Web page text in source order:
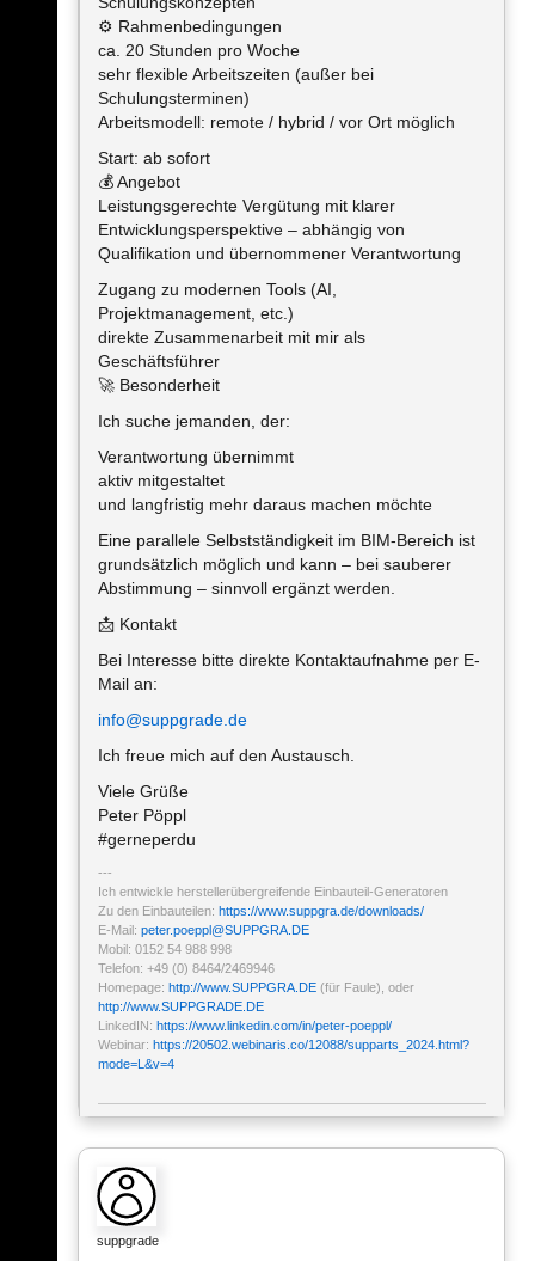
⚙️ Rahmenbedingungen
ca. 20 Stunden pro Woche
sehr flexible Arbeitszeiten (außer bei
Schulungsterminen)
Arbeitsmodell: remote / hybrid / vor Ort möglich
Start: ab sofort
💰 Angebot
Leistungsgerechte Vergütung mit klarer
Entwicklungsperspektive – abhängig von
Qualifikation und übernommener Verantwortung
Zugang zu modernen Tools (AI,
Projektmanagement, etc.)
direkte Zusammenarbeit mit mir als
Geschäftsführer
🚀 Besonderheit
Ich suche jemanden, der:
Verantwortung übernimmt
aktiv mitgestaltet
und langfristig mehr daraus machen möchte
Eine parallele Selbstständigkeit im BIM-Bereich ist
grundsätzlich möglich und kann – bei sauberer
Abstimmung – sinnvoll ergänzt werden.
📩 Kontakt
Bei Interesse bitte direkte Kontaktaufnahme per E-
Mail an:
info@suppgrade.de
Ich freue mich auf den Austausch.
Viele Grüße
Peter Pöppl
#gerneperdu
Ich entwickle herstellerübergreifende Einbauteil-Generatoren
Zu den Einbauteilen: https://www.suppgra.de/downloads/
E-Mail: peter.poeppl@SUPPGRA.DE
Mobil: 0152 54 988 998
Telefon: +49 (0) 8464/2469946
Homepage: http://www.SUPPGRA.DE (für Faule), oder
http://www.SUPPGRADE.DE
LinkedIN: https://www.linkedin.com/in/peter-poeppl/
Webinar: https://20502.webinaris.co/12088/supparts_2024.html?
mode=L&v=4
suppgrade